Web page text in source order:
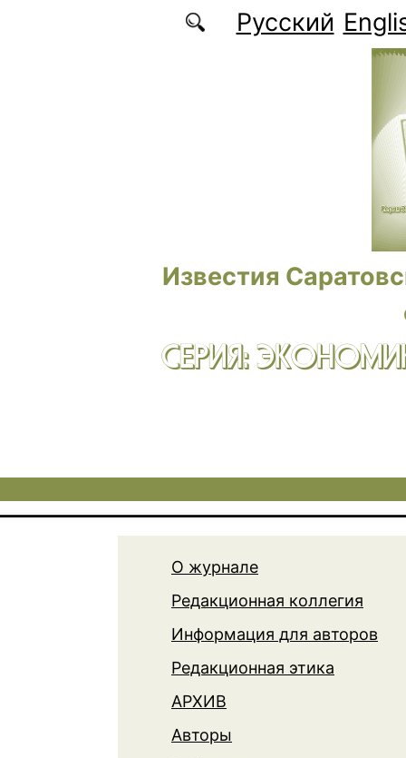
Перейти к основному содержаниюРусский
Известия
СЕРИЯ:
О журнале
Редакционная коллегия
Информация для авторов
Редакционная этика
АРХИВ
Авторы